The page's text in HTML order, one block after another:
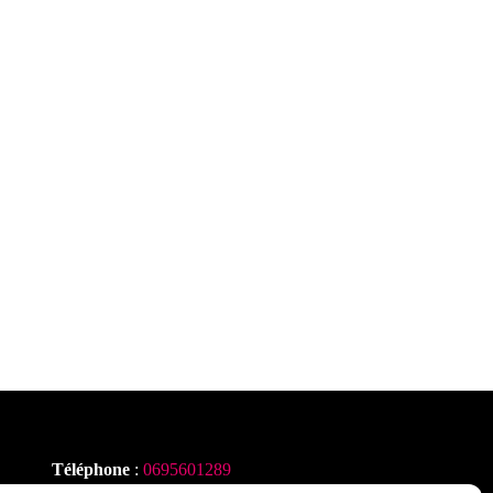
Téléphone :0695601289